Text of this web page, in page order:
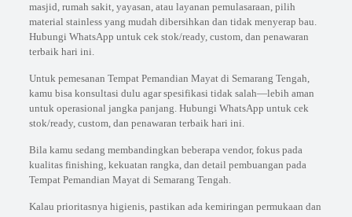
masjid, rumah sakit, yayasan, atau layanan pemulasaraan, pilih
material stainless yang mudah dibersihkan dan tidak menyerap bau.
Hubungi WhatsApp untuk cek stok/ready, custom, dan penawaran
terbaik hari ini.
Untuk pemesanan Tempat Pemandian Mayat di Semarang Tengah,
kamu bisa konsultasi dulu agar spesifikasi tidak salah—lebih aman
untuk operasional jangka panjang. Hubungi WhatsApp untuk cek
stok/ready, custom, dan penawaran terbaik hari ini.
Bila kamu sedang membandingkan beberapa vendor, fokus pada
kualitas finishing, kekuatan rangka, dan detail pembuangan pada
Tempat Pemandian Mayat di Semarang Tengah.
Kalau prioritasnya higienis, pastikan ada kemiringan permukaan dan